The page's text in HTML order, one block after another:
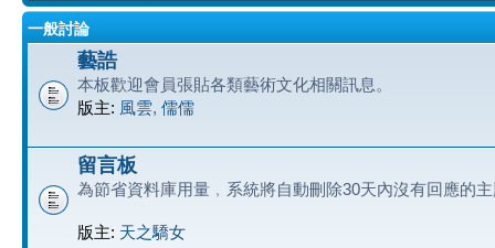
一般討論
藝誥
本板歡迎會員張貼各類藝術文化相關訊息。
版主: 風雲, 儒儒
留言板
為節省資料庫用量﹐系統將自動刪除30天內沒有回應的
版主: 天之驕女